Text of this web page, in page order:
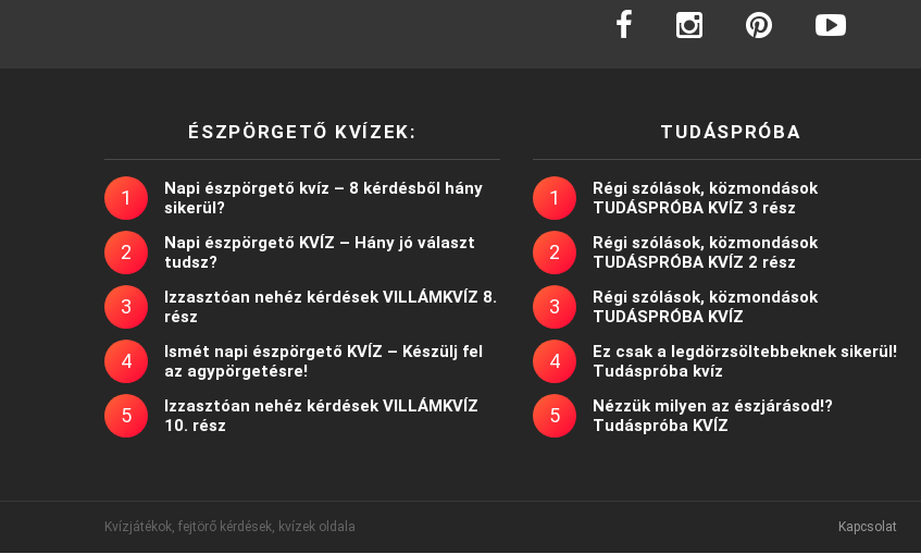
facebook instagram
ÉSZPÖRGETŐ KVÍZEK:
Napi észpörgető kvíz – 8 kérdésből hány
sikerül?
Napi észpörgető KVÍZ – Hány jó választ
tudsz?
Izzasztóan nehéz kérdések VILLÁMKVÍZ 8.
rész
Ismét napi észpörgető KVÍZ – Készülj fel
az agypörgetésre!
Izzasztóan nehéz kérdések VILLÁMKVÍZ
10. rész
TUDÁSPRÓBA
Régi szólások, közmondások
TUDÁSPRÓBA KVÍZ 3 rész
Régi szólások, közmondások
TUDÁSPRÓBA KVÍZ 2 rész
Régi szólások, közmondások
TUDÁSPRÓBA KVÍZ
Ez csak a legdörzsöltebbeknek sikerül!
Tudáspróba kvíz
Nézzük milyen az észjárásod!?
Tudáspróba KVÍZ
Kvízjátékok, fejtörő kérdések, kvízek oldala Kapcsolat